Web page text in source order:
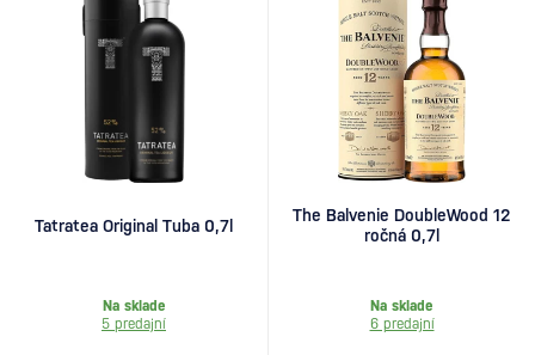
Tatratea Original Tuba 0,7l
Na sklade
5 predajní
The Balvenie DoubleWood 12
ročná 0,7l
Na sklade
6 predajní